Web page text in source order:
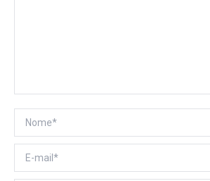
Nome *
E-mail *